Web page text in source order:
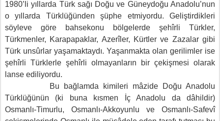
1980’li yıllarda Türk sağı Doğu ve Güneydoğu Anadolu’nun
o yıllarda Türklüğünden şüphe etmiyordu. Geliştirdikleri
söyleve göre bahsekonu bölgelerde şehîrli Türkler,
Türkmenler, Karapapaklar, Azerîler, Kürtler ve Zazalar gibi
Türk unsûrlar yaşamaktaydı. Yaşanmakta olan gerilimler ise
şehîrli Türklerle şehîrli olmayanların bir çekişmesi olarak
lanse ediliyordu.
Bu bağlamda kimileri mâzide Doğu Anadolu
Türklüğünün (ki buna kısmen İç Anadolu da dâhildir)
Osmanlı-Timurlu, Osmanlı-Akkoyunlu ve Osmanlı-Safevî